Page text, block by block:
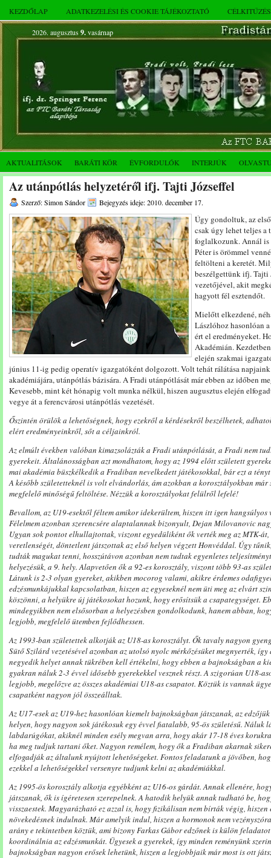
KEZDŐLAP ADATKEZELÉSI ÉS COOKIE TÁJÉKOZTATÓ
2026. augusztus 9.vasárnap
AKTUALITÁSOK BARÁTI KÖR ÉVFORDULÓK INTERJÚK
Az utánpótlás helyzetéről ifj. Tajti Józseffel
Szerző: Simon Sándor Bejegyzés ideje: 2010. december 17.
Úgy gondoltuk, az
csak úgy lehet teljes a
foglalkozunk. Annál is
Péter is örömmel
feltölteni a keretét.
beszélgettünk ifj. Tajti
vezetőjével, akit
hagyott fél esztendőt.
Mielőtt elkezdené,
Lászlóhoz hasonlóan
ért el eredményeket.
Akadémián.
elején szakmai
június 11-ig pedig operatív igazgatóként dolgozott. Volt tehát rálátása
akadémiájára, utánpótlás bázisára. A Fradi utánpótlását már ebben az időben
Kevesebb, mint két hónapig volt munka nélkül, hiszen augusztus elején
vegye át a ferencvárosi utánpótlás vezetését.
Őszintén örülök a lehetőségnek, hogy ezekről a kérdésekről beszélhetek,
elért eredményeinkről, sőt a céljainkról.
Az elmúlt években valóban kimazsolázták a Fradi utánpótlását, a Fradi nem
gyerekeit. Általánosságban azt mondhatom, hogy az 1994 előtt született
mai akadémia büszkélkedik a Fradiban nevelkedett játékosokkal, bár ezt a
A később születetteknél is volt elvándorlás, ám azokban a korosztályokban már
megfelelő minőségű feltöltése. Nézzük a korosztályokat felülről lefelé!
Bevallom, az U19-esektől féltem amikor idekerültem, hiszen itt igen
Félelmem azonban szerencsére alaptalannak bizonyult, Dejan Milovanovic
Ugyan sok pontot elhullajtottak, viszont egyedüliként ők verték meg az MTK-
veretlenségét, döntetlent játszottak az első helyen végzett Honvéddal. Úgy
tudták magukat tenni, hosszútávon azonban nem tudtak egyenletes
helyezésük, a 9. hely. Alapvetően ők a 92-es korosztály, viszont több 93-as
Látunk is 2-3 olyan gyereket, akikben mocorog valami, akikre érdemes
edzésmunkájukkal kapcsolatban, hiszen az egyeseknél nem üti meg az elvárt
köszönni, a helyükre új játékosokat hozunk, hogy erősítsük a csapategységet.
mindegyikben nem elsősorban a helyezésben gondolkodunk, hanem abban,
legjobb, megfelelő ütemben fejlődhessen.
Az 1993-ban születettek alkotják az U18-as korosztályt. Ők tavaly nagyon
Sütő Szilárd vezetésével azonban az utolsó nyolc mérkőzésüket megnyerték,
negyedik helyet annak tükrében kell értékelni, hogy ebben a bajnokságban a
gyakran náluk 2-3 évvel idősebb gyerekekkel vesznek részt. A szigorúan U18-
legjobb, megelőzve az összes akadémiai U18-as csapatot. Köztük is vannak
csapatként nagyon jól összeálltak.
Az U17-esek az U19-hez hasonlóan kiemelt bajnokságban játszanak, az
helyen, hogy nagyon sok játékosuk egy évvel fiatalabb, 95-ös születésű. Náluk
labdarúgókat, akiknél minden esély megvan arra, hogy akár 17-18 éves
ha meg tudjuk tartani őket. Nagyon remélem, hogy ők a Fradiban akarnak
elfogadják az általunk nyújtott lehetőségeket. Fontos feladatunk a jövőben,
ezekkel a lehetőségekkel versenyre tudjunk kelni az akadémiákkal.
Az 1995-ös korosztály alkotja egyébként az U16-os gárdát. Annak ellenére,
játszanak, ők is ígéretesen szerepelnek. A hatodik helyük annak tudható be,
visszaestek. Magyarázható ez azzal is, hogy fizikálisan nem bírták végig,
növekedésnek indulnak. Már amelyik indul, hiszen a hormonok nem
arány e tekintetben köztük, ami bizony Farkas Gábor edzőnek is külön
koordinálnia az edzésmunkát. Ügyesek a gyerekek, így minden reményünk
bajnokságban nagyon erősek lehetünk, hiszen a legjobbjaik már most is ott